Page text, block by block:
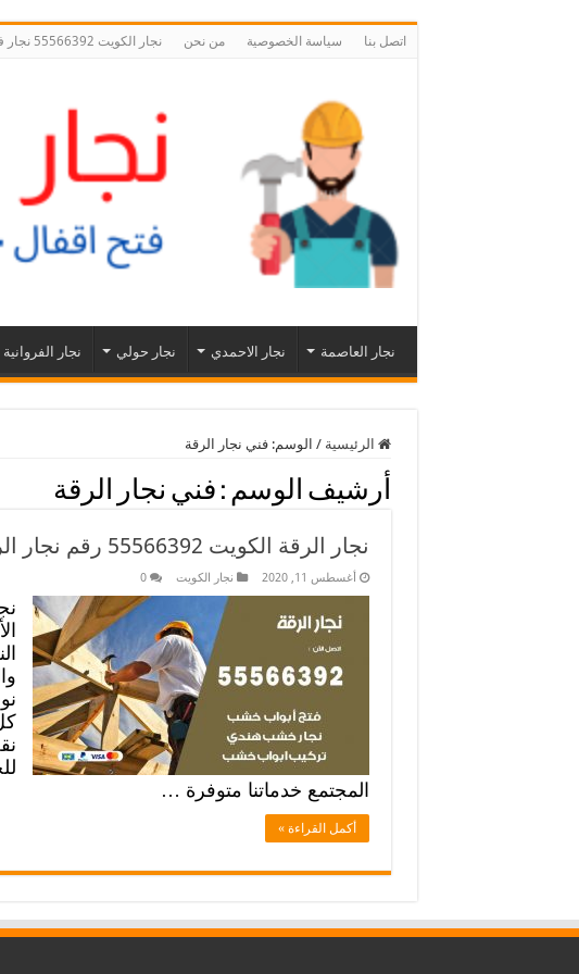
اتصل بنا سياسة الخصوصية من نحن نجار الكويت 55566392 نجار فتح اقفال ابواب الكويت
نجار العاصمة نجار الاحمدي نجار حولي نجار الفروانية
الرئيسية / الوسم:فني نجار الرقة
أرشيف الوسم : فني نجار الرقة
نجار الرقة الكويت 55566392 رقم نجار الرقة فك وتركيب
أغسطس 11, 2020 نجار الكويت 0
المجتمع خدماتنا متوفرة …
أكمل القراءة »